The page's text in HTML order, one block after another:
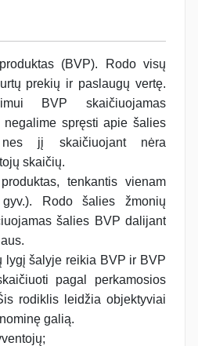
(BVP). Rodo visų
prekių ir paslaugų vertę.
BVP skaičiuojamas
spręsti apie šalies
jį skaičiuojant nėra
skaičių.
tenkantis vienam
Rodo šalies žmonių
šalies BVP dalijant
lygį šalyje reikia BVP ir BVP
pagal perkamosios
rodiklis leidžia objektyviai
galią.